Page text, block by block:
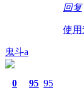
回复
使
鬼斗a
0 95 95